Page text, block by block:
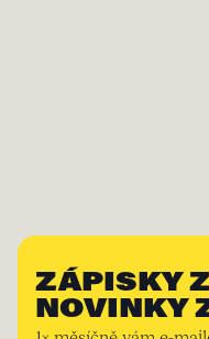
ZÁPISKY
NOVINKY